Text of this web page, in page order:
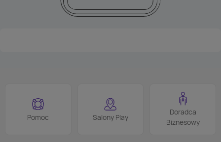
Pomoc Salony Play
Doradca
Biznesowy